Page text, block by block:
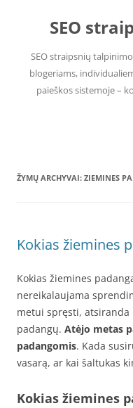
SEO
SEO straipsnių
blogeriams,
paieškos sistemoje –
ŽYMŲ ARCHYVAI: ZIEMINES
Kokias žiemines
Kokias žiemines
nereikalaujama
metui spręsti,
padangų. Atėjo metas
padangomis. Kada
vasarą, ar kai šaltukas
Kokias žiemines